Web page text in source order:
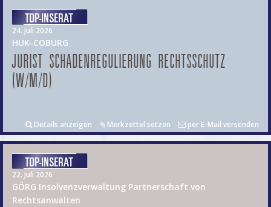
24. Juli 2026
HUK-COBURG
JURIST SCHADENREGULIERUNG RECHTSSCHUTZ
(W/M/D)
Details anzeigen Merkzettel setzen per E-Mail versenden
22. Juli 2026
GÖRG Insolvenzverwaltung Partnerschaft von
Rechtsanwälten